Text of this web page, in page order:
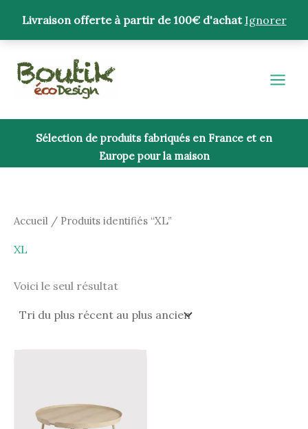
Livraison offerte à partir de 100€ d'achat Ignorer
contenu
Sélection de produits fabriqués en France et en
Europe pour la maison
Accueil / Produits identifiés “XL”
XL
Voici le seul résultat